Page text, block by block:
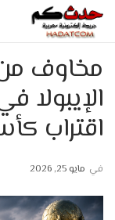
مخاوف
الإيبولا
اقتراب
في مايو 25, 2026